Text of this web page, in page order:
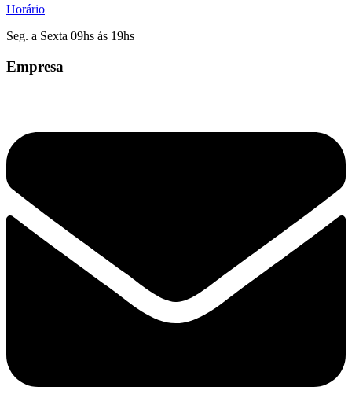
Horário
Seg. a Sexta 09hs ás 19hs
Empresa